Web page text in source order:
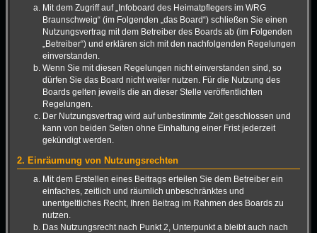
Mit dem Zugriff auf „Infoboard des Heimatpflegers im WRG
Braunschweig“ (im Folgenden „das Board“) schließen Sie einen
Nutzungsvertrag mit dem Betreiber des Boards ab (im Folgenden
„Betreiber“) und erklären sich mit den nachfolgenden Regelungen
einverstanden.
Wenn Sie mit diesen Regelungen nicht einverstanden sind, so
dürfen Sie das Board nicht weiter nutzen. Für die Nutzung des
Boards gelten jeweils die an dieser Stelle veröffentlichten
Regelungen.
Der Nutzungsvertrag wird auf unbestimmte Zeit geschlossen und
kann von beiden Seiten ohne Einhaltung einer Frist jederzeit
gekündigt werden.
2. Einräumung von Nutzungsrechten
Mit dem Erstellen eines Beitrags erteilen Sie dem Betreiber ein
einfaches, zeitlich und räumlich unbeschränktes und
unentgeltliches Recht, Ihren Beitrag im Rahmen des Boards zu
nutzen.
Das Nutzungsrecht nach Punkt 2, Unterpunkt a bleibt auch nach